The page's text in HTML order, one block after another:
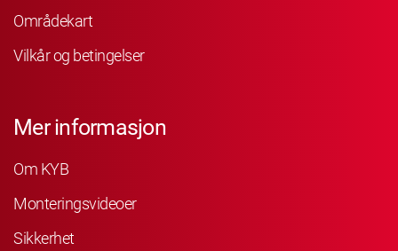
Områdekart
Vilkår og betingelser
Mer informasjon
Om KYB
Monteringsvideoer
Sikkerhet